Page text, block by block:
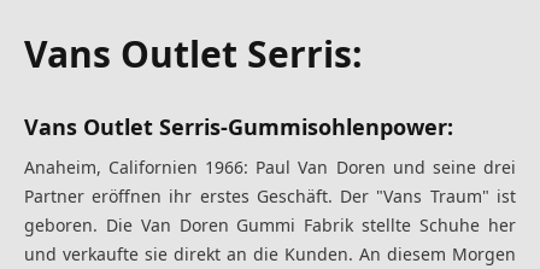
Vans Outlet Serris:
Vans Outlet Serris-Gummisohlenpower:
Anaheim, Californien 1966: Paul Van Doren und seine drei
Partner eröffnen ihr erstes Geschäft. Der "Vans Traum" ist
geboren. Die Van Doren Gummi Fabrik stellte Schuhe her
und verkaufte sie direkt an die Kunden. An diesem Morgen